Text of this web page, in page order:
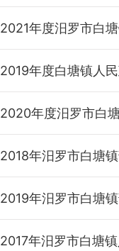
2021年度汨罗市白
2019年度白塘镇人
2020年度汨罗市白
2018年汨罗市白塘
2019年汨罗市白塘
2017年汨罗市白塘